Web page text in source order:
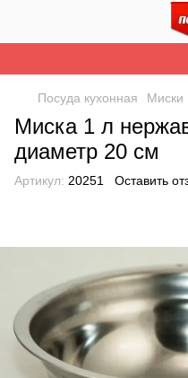
Посуда кухонная Миски
Миска 1 л
диаметр 20 см
Артикул: 20251 Оставить